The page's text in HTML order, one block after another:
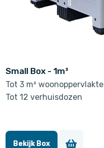
Small Box - 1m³
Tot 3 m² woonoppervlakte
Tot 12 verhuisdozen
Bekijk Box